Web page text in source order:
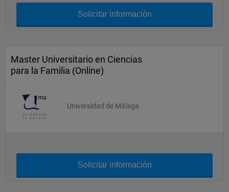
Solicitar información
Master Universitario en Ciencias
para la Familia (Online)
Universidad de Málaga
Solicitar información